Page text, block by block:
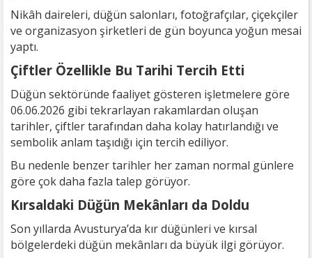
Nikâh daireleri, düğün salonları, fotoğrafçılar, çiçekçiler
ve organizasyon şirketleri de gün boyunca yoğun mesai
yaptı.
Çiftler Özellikle Bu Tarihi Tercih Etti
Düğün sektöründe faaliyet gösteren işletmelere göre
06.06.2026 gibi tekrarlayan rakamlardan oluşan
tarihler, çiftler tarafından daha kolay hatırlandığı ve
sembolik anlam taşıdığı için tercih ediliyor.
Bu nedenle benzer tarihler her zaman normal günlere
göre çok daha fazla talep görüyor.
Kırsaldaki Düğün Mekânları da Doldu
Son yıllarda Avusturya’da kır düğünleri ve kırsal
bölgelerdeki düğün mekânları da büyük ilgi görüyor.